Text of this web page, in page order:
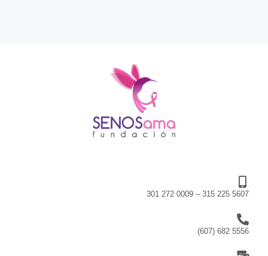
301 272 0009 – 315 225 5607
(607) 682 5556